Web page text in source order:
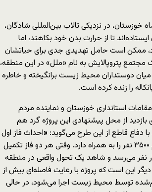
خوزستان، در نزدیکی تالاب بین‌المللی شادگان،
تا از حرارت بدن خود بکاهند، اما
ممکن است حامل تهدیدی جدی برای حیاتشان
پتروپالایش به نام «ملل» در این منطقه،
میان دوستداران محیط زیست برانگیخته و خاطره
را زنده کرده است.
استانداری خوزستان و نماینده مردم
از محل پیشنهادی این پروژه گرد هم
دفاع قاطع از این طرح می‌گوید: «احداث فاز اول
پروژه، اشتغال مستقیم ۳۵۰۰ نفر را به همراه دارد. وقتی هر دو فاز تکمیل
این عدد به ۷ هزار نفر می‌رسد و شاهد یک تحول واقعی در منطقه
این است که پروژه با رعایت فاصله‌ای بیش از
توسط محیط زیست اجرا می‌شود، در حالی